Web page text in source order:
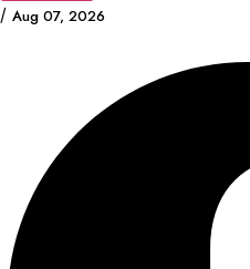
/ Aug 07, 2026